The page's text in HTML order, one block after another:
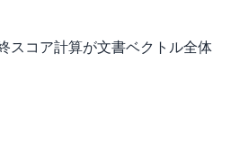
スコア計算が文書ベクトル全体